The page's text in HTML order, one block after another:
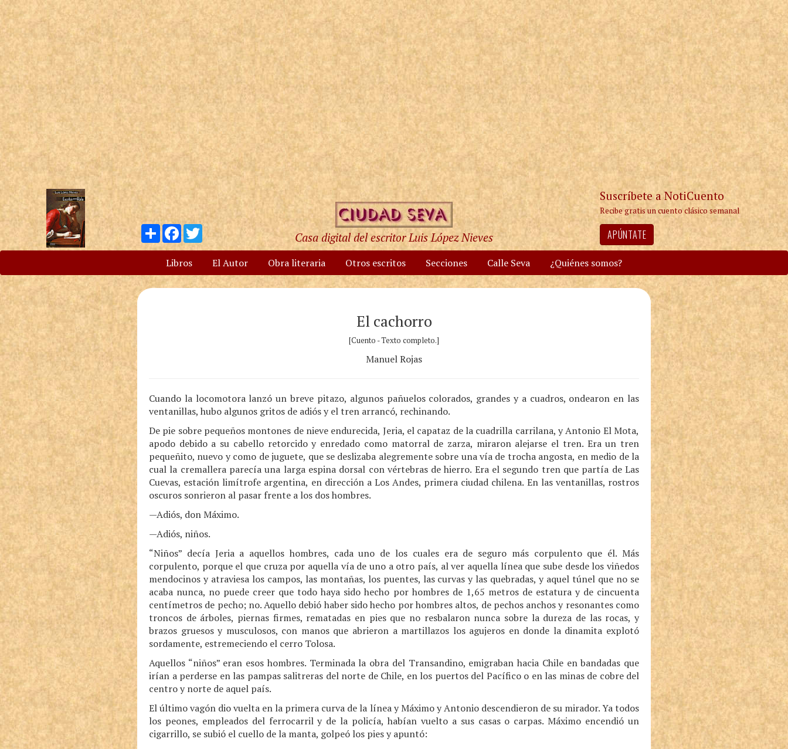
Compartir
Facebook
Twitter
Casa digital del escritor Luis López Nieves
Suscríbete a NotiCuento
Recibe gratis un cuento clásico semanal
APÚNTATE
Libros El Autor Obra literaria Otros escritos Secciones Calle Seva ¿Quiénes somos?
El cachorro
[Cuento - Texto completo.]
Manuel Rojas
Cuando la locomotora lanzó un breve pitazo, algunos pañuelos colorados, grandes y a cuadros, ondearon en las
ventanillas, hubo algunos gritos de adiós y el tren arrancó, rechinando.
De pie sobre pequeños montones de nieve endurecida, Jeria, el capataz de la cuadrilla carrilana, y Antonio El Mota,
apodo debido a su cabello retorcido y enredado como matorral de zarza, miraron alejarse el tren. Era un tren
pequeñito, nuevo y como de juguete, que se deslizaba alegremente sobre una vía de trocha angosta, en medio de la
cual la cremallera parecía una larga espina dorsal con vértebras de hierro. Era el segundo tren que partía de Las
Cuevas, estación limítrofe argentina, en dirección a Los Andes, primera ciudad chilena. En las ventanillas, rostros
oscuros sonrieron al pasar frente a los dos hombres.
—Adiós, don Máximo.
—Adiós, niños.
“Niños” decía Jeria a aquellos hombres, cada uno de los cuales era de seguro más corpulento que él. Más
corpulento, porque el que cruza por aquella vía de uno a otro país, al ver aquella línea que sube desde los viñedos
mendocinos y atraviesa los campos, las montañas, los puentes, las curvas y las quebradas, y aquel túnel que no se
acaba nunca, no puede creer que todo haya sido hecho por hombres de 1,65 metros de estatura y de cincuenta
centímetros de pecho; no. Aquello debió haber sido hecho por hombres altos, de pechos anchos y resonantes como
troncos de árboles, piernas firmes, rematadas en pies que no resbalaron nunca sobre la dureza de las rocas, y
brazos gruesos y musculosos, con manos que abrieron a martillazos los agujeros en donde la dinamita explotó
sordamente, estremeciendo el cerro Tolosa.
Aquellos “niños” eran esos hombres. Terminada la obra del Transandino, emigraban hacia Chile en bandadas que
irían a perderse en las pampas salitreras del norte de Chile, en los puertos del Pacífico o en las minas de cobre del
centro y norte de aquel país.
El último vagón dio vuelta en la primera curva de la línea y Máximo y Antonio descendieron de su mirador. Ya todos
los peones, empleados del ferrocarril y de la policía, habían vuelto a sus casas o carpas. Máximo encendió un
cigarrillo, se subió el cuello de la manta, golpeó los pies y apuntó: